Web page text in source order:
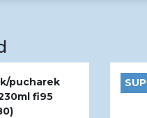
pucharek
fi95
SUP